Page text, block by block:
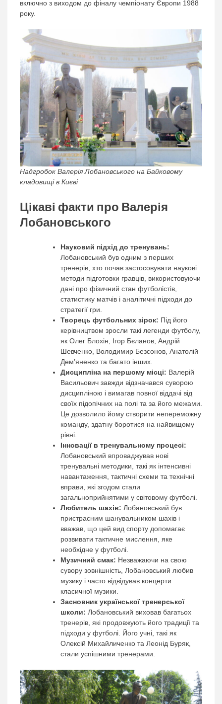
включно з виходом до фіналу чемпіонату Європи 1988
року.
Надгробок Валерія Лобановського на Байковому
кладовищі в Києві
Цікаві факти про Валерія
Лобановського
Науковий підхід до тренувань:
Лобановський був одним з перших
тренерів, хто почав застосовувати наукові
методи підготовки гравців, використовуючи
дані про фізичний стан футболістів,
статистику матчів і аналітичні підходи до
стратегії гри.
Творець футбольних зірок: Під його
керівництвом зросли такі легенди футболу,
як Олег Блохін, Ігор Бєланов, Андрій
Шевченко, Володимир Безсонов, Анатолій
Дем’яненко та багато інших.
Дисципліна на першому місці: Валерій
Васильович завжди відзначався суворою
дисципліною і вимагав повної віддачі від
своїх підопічних на полі та за його межами.
Це дозволило йому створити непереможну
команду, здатну боротися на найвищому
рівні.
Інновації в тренувальному процесі:
Лобановський впроваджував нові
тренувальні методики, такі як інтенсивні
навантаження, тактичні схеми та технічні
вправи, які згодом стали
загальноприйнятими у світовому футболі.
Любитель шахів: Лобановський був
пристрасним шанувальником шахів і
вважав, що цей вид спорту допомагає
розвивати тактичне мислення, яке
необхідне у футболі.
Музичний смак: Незважаючи на свою
сувору зовнішність, Лобановський любив
музику і часто відвідував концерти
класичної музики.
Засновник української тренерської
школи: Лобановський виховав багатьох
тренерів, які продовжують його традиції та
підходи у футболі. Його учні, такі як
Олексій Михайличенко та Леонід Буряк,
стали успішними тренерами.